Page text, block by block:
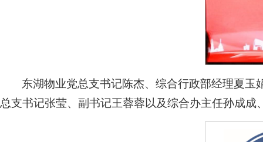
东湖物业党总支书记陈杰、综合行政部经理夏
总支书记张莹、副书记王蓉蓉以及综合办主任孙成